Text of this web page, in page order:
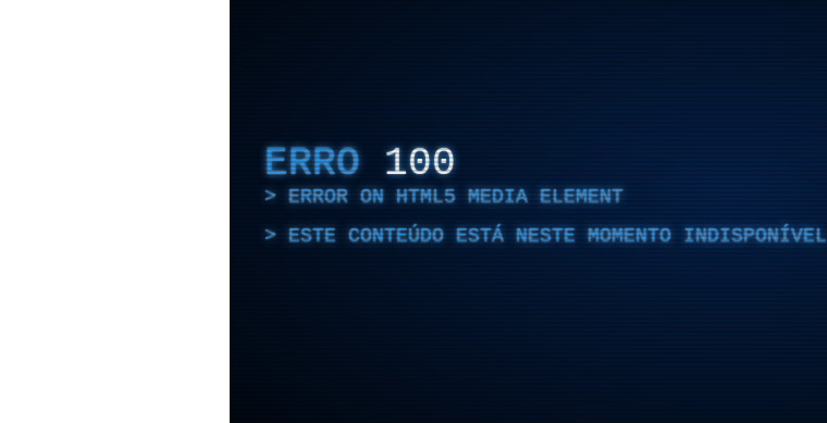
ERRO 100
ERROR ON HTML5 MEDIA ELEMENT
ESTE CONTEÚDO ESTÁ NESTE MOMENTO INDISPONÍVEL